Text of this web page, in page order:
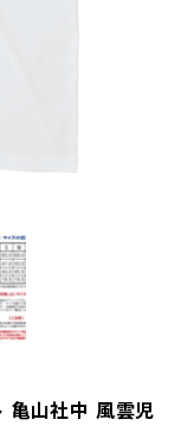
亀山社中 風雲児